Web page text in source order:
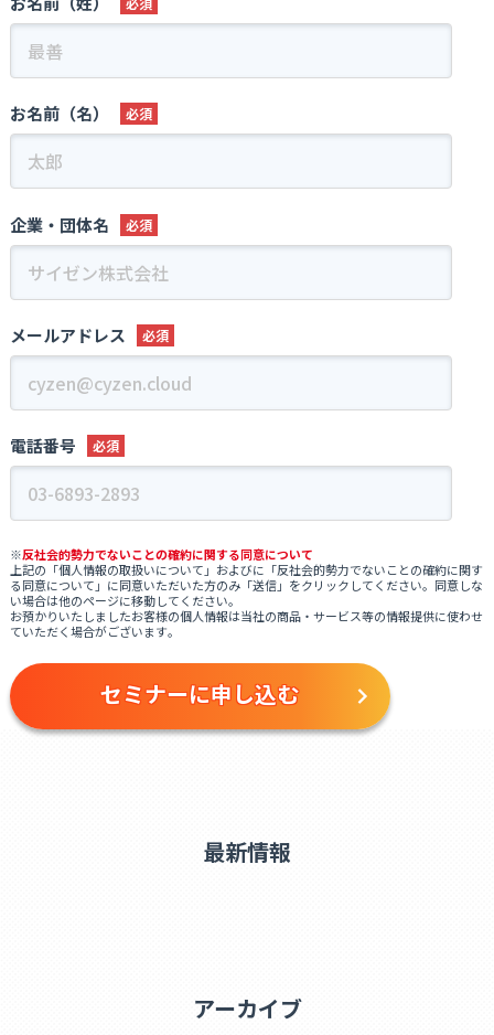
(2)各種資料の送付、その他、お客様がお求めになられたサービスをご提供
(3)お客様へ新たな当社のサービスの立案や、サービス内容の充実等に反映
させていただくため
法令に基づく場合を除き、あらかじめご本人の同意を得ることなく、個人情
報を第三者に提供しません。
■ 個人情報提供の任意性ついて
当社に対して個人情報を提出することは任意ですが、提出されない場合に
■ 個人情報の委託について
利用目的の達成に必要な範囲内において、他の事業者へ個人情報を委託する
ことがあります。
個人情報保護に関する契約を締結します。
■ クッキー（cookie）の使用によるアクセス情報の収集
当ウェブサイトでは、お客さまのホームページ利用状況を、クッキー※1と
いう技術を用いて取得しています。
※1 クッキー（cookie）とは、ウェブサイトに訪問されたお客さまの［ブラ
ウザを識別する情報］を、お客さまのコンピュータ端末等（モバイル、タブ
レット、その他デバイスを含む）に保存することで、お客さまが再度、当サ
イトを訪問された際に、より便利にご利用、閲覧していただくための技術で
当社がご本人又はその代理人から、当社が保有する個人情報について、ご本
又は他国若しくは国際機関との交渉上不利益を被るおそれのある場合
お名前（名）
企業・団体名
メールアドレス
電話番号
※反社会的勢力でないことの確約に関する同意について
上記の「個人情報の取扱いについて」およびに「反社会的勢力でないことの確約に関す
る同意について」に同意いただいた方のみ「送信」をクリックしてください。同意しな
い場合は他のページに移動してください。
お預かりいたしましたお客様の個人情報は当社の商品・サービス等の情報提供に使わせ
ていただく場合がございます。
最新情報
アーカイブ